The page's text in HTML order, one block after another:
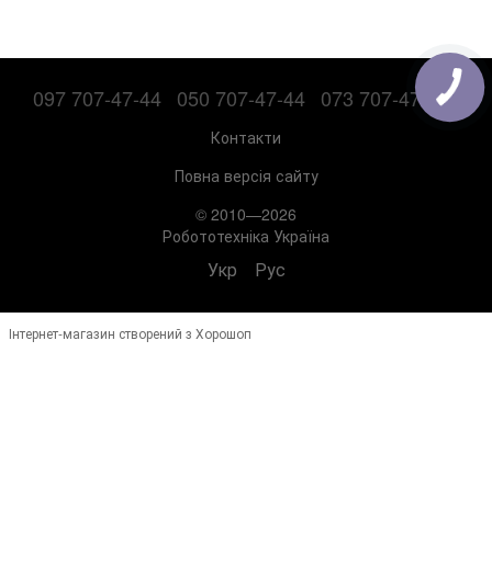
097 707-47-44 050 707-47-44 073 707-47-44
Контакти
Повна версія сайту
© 2010—2026
Робототехніка Україна
Укр Рус
Інтернет-магазин створений з Хорошоп